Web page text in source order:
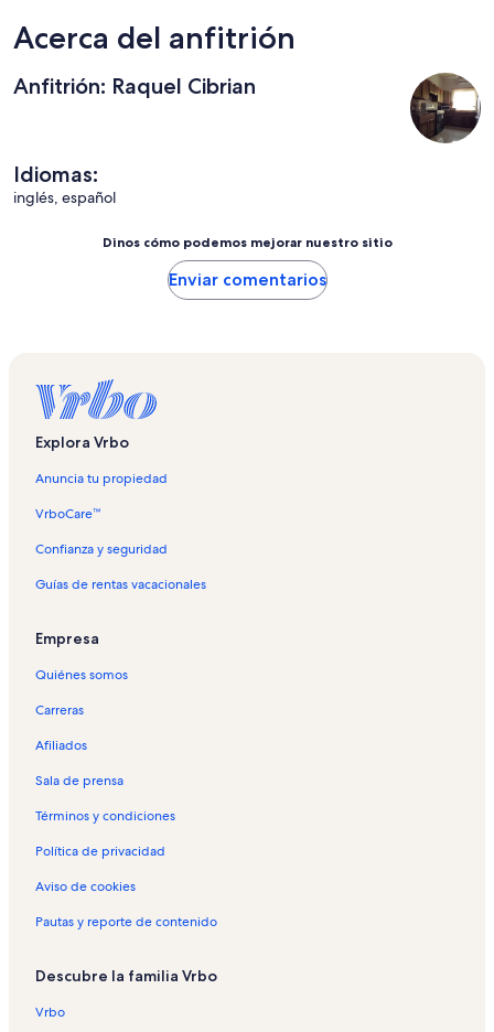
Acerca del anfitrión
Anfitrión: Raquel Cibrian
Idiomas:
inglés, español
Dinos cómo podemos mejorar nuestro sitio
Enviar comentarios
Explora Vrbo
Anuncia tu propiedad
VrboCare™
Confianza y seguridad
Guías de rentas vacacionales
Empresa
Quiénes somos
Carreras
Afiliados
Sala de prensa
Términos y condiciones
Política de privacidad
Aviso de cookies
Pautas y reporte de contenido
Descubre la familia Vrbo
Vrbo